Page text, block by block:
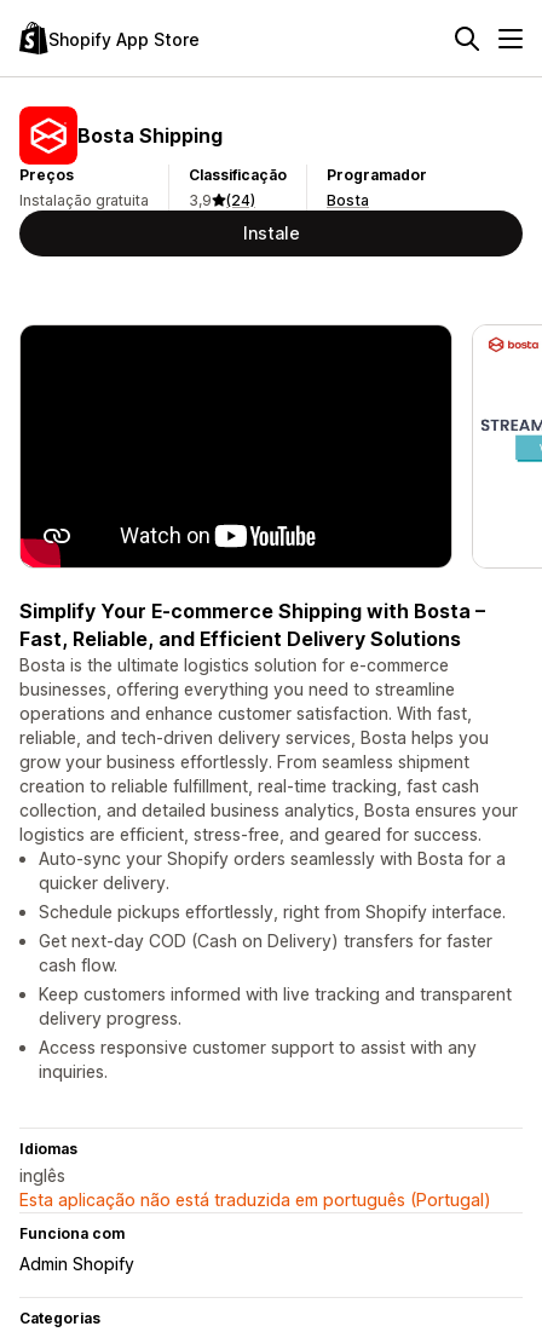
Shopify App Store
Bosta Shipping
Preços
Instalação gratuita
Classificação
3,9
(24)
Programador
Bosta
Instale
Simplify Your E-commerce Shipping with Bosta –
Fast, Reliable, and Efficient Delivery Solutions
Bosta is the ultimate logistics solution for e-commerce
businesses, offering everything you need to streamline
operations and enhance customer satisfaction. With fast,
reliable, and tech-driven delivery services, Bosta helps you
grow your business effortlessly. From seamless shipment
creation to reliable fulfillment, real-time tracking, fast cash
collection, and detailed business analytics, Bosta ensures your
logistics are efficient, stress-free, and geared for success.
Auto-sync your Shopify orders seamlessly with Bosta for a
quicker delivery.
Schedule pickups effortlessly, right from Shopify interface.
Get next-day COD (Cash on Delivery) transfers for faster
cash flow.
Keep customers informed with live tracking and transparent
delivery progress.
Access responsive customer support to assist with any
inquiries.
Idiomas
inglês
Esta aplicação não está traduzida em português (Portugal)
Funciona com
Admin Shopify
Categorias